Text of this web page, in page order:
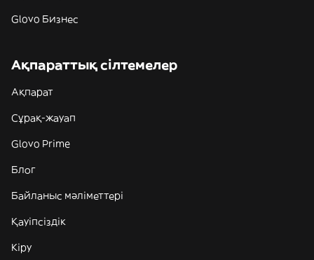
Glovo Бизнес
Ақпараттық сілтемелер
Ақпарат
Сұрақ-жауап
Glovo Prime
Блог
Байланыс мәліметтері
Қауіпсіздік
Кіру